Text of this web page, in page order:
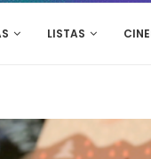
LISTAS